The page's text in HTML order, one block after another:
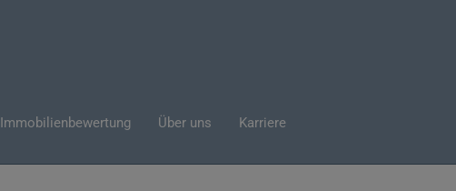
Immobilienbewertung Über uns Karriere